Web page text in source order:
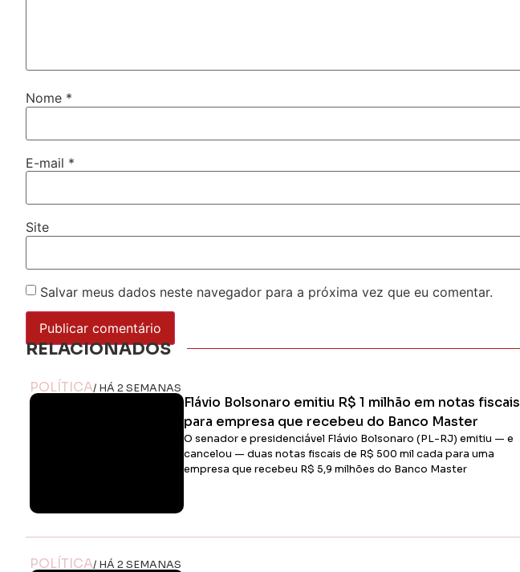
Nome *
E-mail *
Site
Salvar meus dados neste navegador para a próxima vez que eu comentar.
RELACIONADOS
POLÍTICA/ HÁ 2 SEMANAS
Flávio Bolsonaro emitiu R$ 1 milhão em notas fiscais
para empresa que recebeu do Banco Master
O senador e presidenciável Flávio Bolsonaro (PL-RJ) emitiu — e
cancelou — duas notas fiscais de R$ 500 mil cada para uma
empresa que recebeu R$ 5,9 milhões do Banco Master
POLÍTICA/ HÁ 2 SEMANAS